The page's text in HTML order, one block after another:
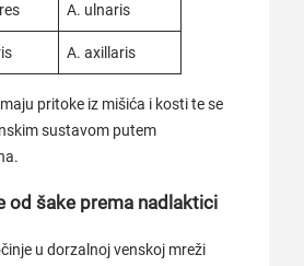
A. ulnaris
A. axillaris
pritoke iz mišića i kosti te se
sustavom putem
od šake prema nadlaktici
u dorzalnoj venskoj mreži